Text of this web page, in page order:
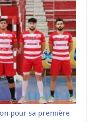
pour sa première